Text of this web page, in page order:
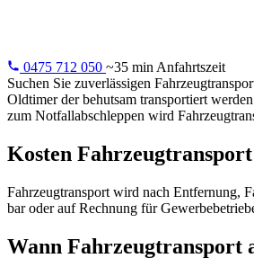
0475 712 050 ~35 min Anfahrtszeit
Suchen Sie zuverlässigen
Oldtimer der behutsam transportiert
zum Notfallabschleppen wird
Kosten Fahrzeugtransport
Fahrzeugtransport wird nach Entfernung,
bar oder auf Rechnung für
Wann Fahrzeugtransport